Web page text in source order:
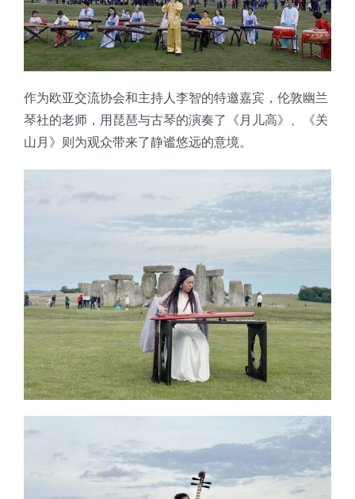
作为欧亚交流协会和主持人李智的特邀嘉宾，伦敦幽兰
琴社的老师，用琵琶与古琴的演奏了《月儿高》、《关
山月》则为观众带来了静谧悠远的意境。